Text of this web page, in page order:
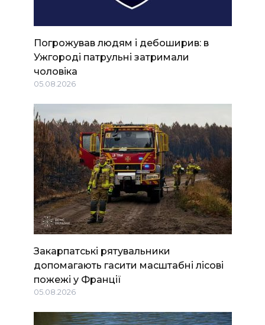
Погрожував людям і дебоширив: в
Ужгороді патрульні затримали
чоловіка
05.08.2026
Закарпатські рятувальники
допомагають гасити масштабні лісові
пожежі у Франції
05.08.2026